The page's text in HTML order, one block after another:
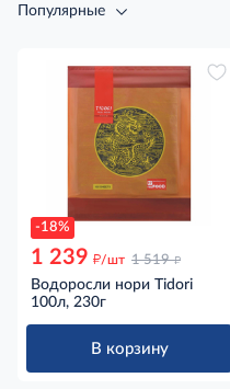
Популярные
-18%
1 239 д/шт 1 519 д
Водоросли нори Tidori
100л, 230г
В корзину